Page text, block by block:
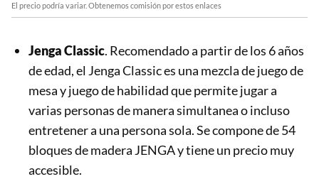
El precio podría variar. Obtenemos comisión por estos enlaces
Jenga Classic. Recomendado a partir de los 6 años
de edad, el Jenga Classic es una mezcla de juego de
mesa y juego de habilidad que permite jugar a
varias personas de manera simultanea o incluso
entretener a una persona sola. Se compone de 54
bloques de madera JENGA y tiene un precio muy
accesible.